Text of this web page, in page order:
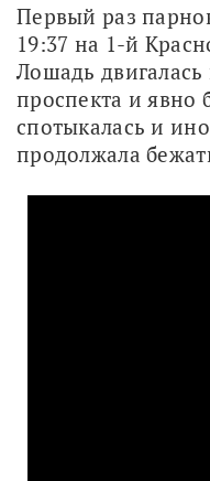
Первый раз
19:37 на 1-й
Лошадь двигалась
проспекта и явно
спотыкалась и
продолжала